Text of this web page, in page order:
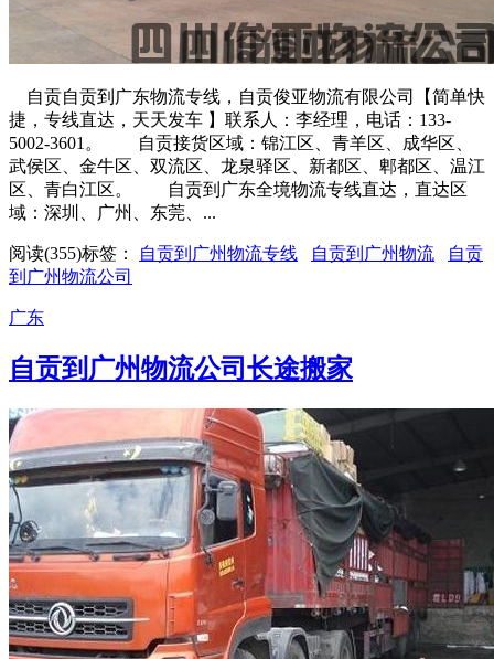
自贡自贡到广东物流专线，自贡俊亚物流有限公司【简单快
捷，专线直达，天天发车 】联系人：李经理，电话：133-
5002-3601。 自贡接货区域：锦江区、青羊区、成华区、
武侯区、金牛区、双流区、龙泉驿区、新都区、郫都区、温江
区、青白江区。 自贡到广东全境物流专线直达，直达区
域：深圳、广州、东莞、...
阅读(355)标签： 自贡到广州物流专线 自贡到广州物流
自贡
到广州物流公司
广东
自贡到广州物流公司长途搬家